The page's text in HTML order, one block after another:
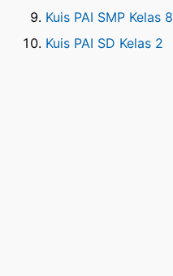
Kuis PAI SMP Kelas 8
Kuis PAI SD Kelas 2